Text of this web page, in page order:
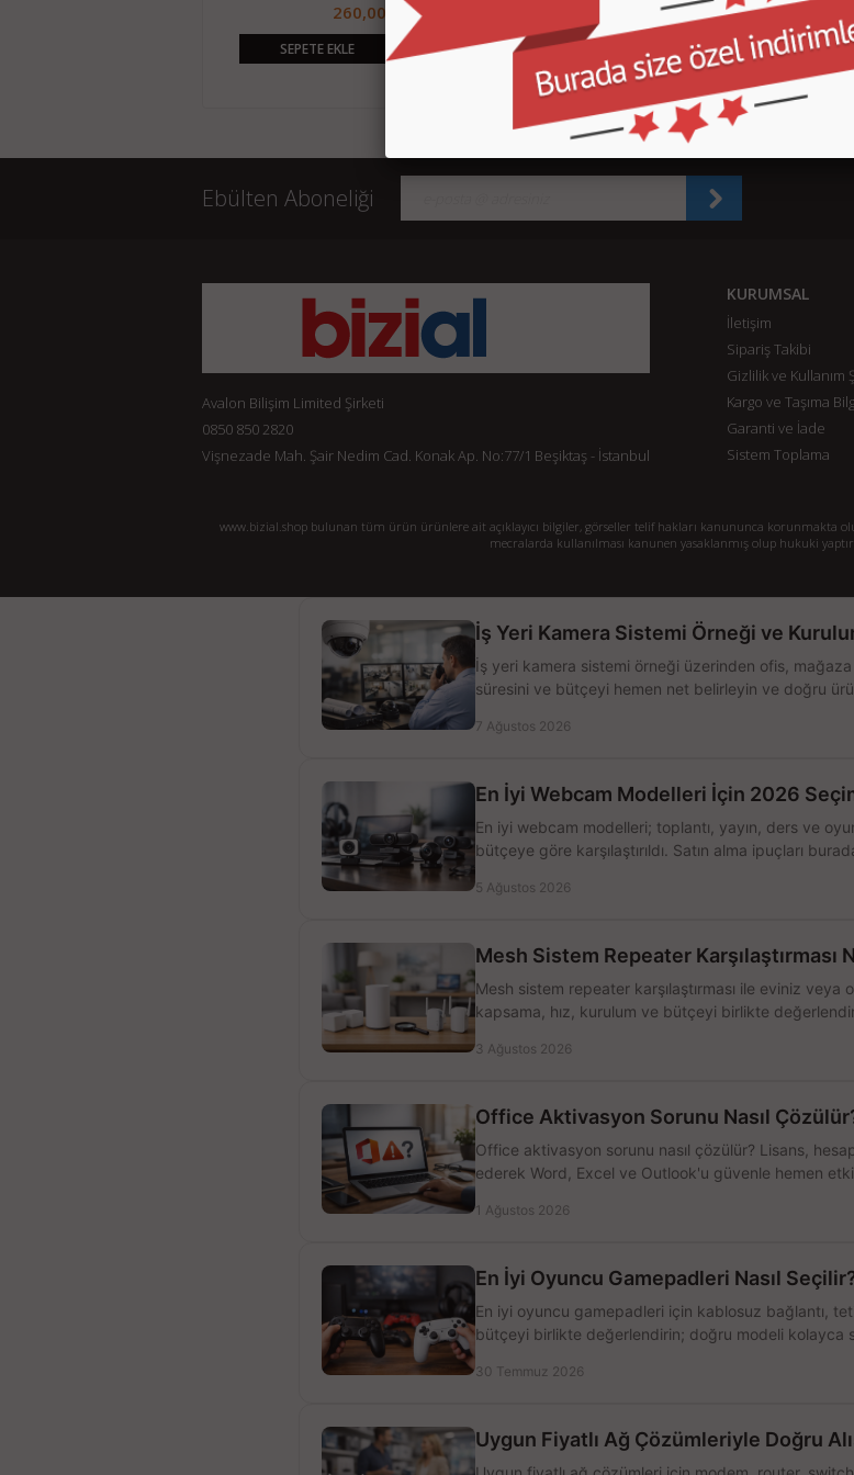
260,00 TL
SEPETE EKLE SEPETE EKLE
260,00 TL
SEPETE EKLE
Ebülten Aboneliği
Avalon Bilişim Limited Şirketi
0850 850 2820
Vişnezade Mah. Şair Nedim Cad. Konak Ap. No:77/1 Beşiktaş - İstanbul
KURUMSAL
İletişim
Sipariş Takibi
Gizlilik ve Kullanım
Kargo ve Taşıma
Garanti ve İade
Sistem Toplama
www.bizial.shop bulunan tüm ürün ürünlere ait açıklayıcı bilgiler, görseller telif hakları kanununca korunmakta
mecralarda kullanılması kanunen yasaklanmış olup hukuki
İş Yeri Kamera Sistemi Örneği ve
İş yeri kamera sistemi örneği üzerinden ofis, mağaza
süresini ve bütçeyi hemen net belirleyin ve doğru
7 Ağustos 2026
En İyi Webcam Modelleri İçin 2026
En iyi webcam modelleri; toplantı, yayın, ders ve
bütçeye göre karşılaştırıldı. Satın alma ipuçları
5 Ağustos 2026
Mesh Sistem Repeater Karşılaştırması
Mesh sistem repeater karşılaştırması ile eviniz
kapsama, hız, kurulum ve bütçeyi birlikte
3 Ağustos 2026
Office Aktivasyon Sorunu Nasıl
Office aktivasyon sorunu nasıl çözülür? Lisans,
ederek Word, Excel ve Outlook'u güvenle hemen
1 Ağustos 2026
En İyi Oyuncu Gamepadleri Nasıl
En iyi oyuncu gamepadleri için kablosuz bağlantı,
bütçeyi birlikte değerlendirin; doğru modeli kolayca
30 Temmuz 2026
Uygun Fiyatlı Ağ Çözümleriyle Doğru